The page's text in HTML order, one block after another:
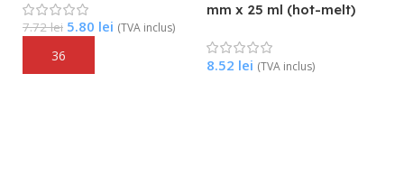
7.72lei 5.80 lei (TVA inclus)
Adaugă În Coș
mm x 25 ml (hot-melt)
8.52 lei (TVA inclus)